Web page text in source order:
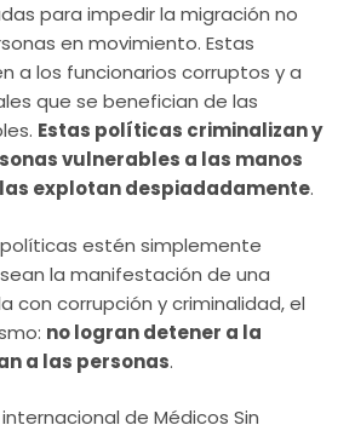
para impedir la migración no
en movimiento. Estas
a los funcionarios corruptos y a
que se benefician de las
Estas políticas criminalizan y
vulnerables a las manos
explotan despiadadamente.
estén simplemente
la manifestación de una
con corrupción y criminalidad, el
no logran detener a la
a las personas.
de Médicos Sin